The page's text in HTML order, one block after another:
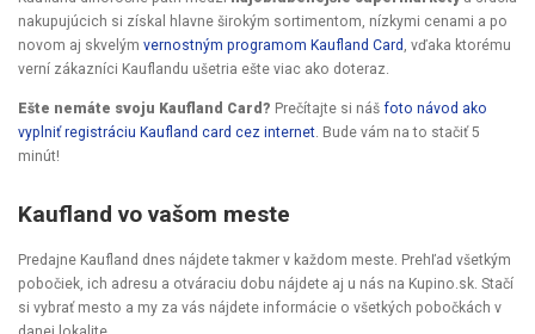
nakupujúcich si získal hlavne širokým sortimentom, nízkymi cenami a po
novom aj skvelým vernostným programom Kaufland Card , vďaka ktorému
verní zákazníci Kauflandu ušetria ešte viac ako doteraz.
Ešte nemáte svoju Kaufland Card? Prečítajte si náš foto návod ako
vyplniť registráciu Kaufland card cez internet. Bude vám na to stačiť 5
minút!
Kaufland vo vašom meste
Predajne Kaufland dnes nájdete takmer v každom meste. Prehľad všetkým
pobočiek, ich adresu a otváraciu dobu nájdete aj u nás na Kupino.sk. Stačí
si vybrať mesto a my za vás nájdete informácie o všetkých pobočkách v